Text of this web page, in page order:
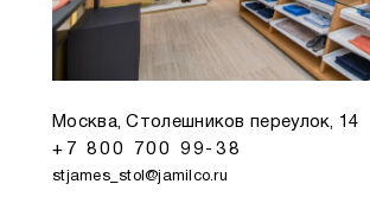
Москва, Столешников переулок, 14
+7 800 700 99-38
stjames_stol@jamilco.ru